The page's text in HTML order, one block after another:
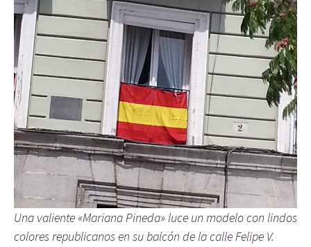
Una valiente «Mariana Pineda» luce un modelo con lindos
colores republicanos en su balcón de la calle Felipe V.